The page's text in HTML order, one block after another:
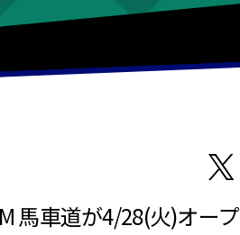
馬車道が4/28(火)オープ